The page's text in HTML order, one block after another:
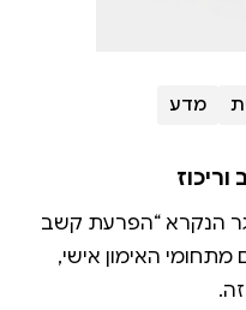
מדע
הנקרא “הפרעת קשב
מתחומי האימון אישי,